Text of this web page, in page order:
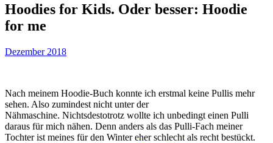
Hoodies for Kids. Oder besser: Hoodie
for me
Dezember 2018
Nach meinem Hoodie-Buch konnte ich erstmal keine Pullis mehr
sehen. Also zumindest nicht unter der
Nähmaschine. Nichtsdestotrotz wollte ich unbedingt einen Pulli
daraus für mich nähen. Denn anders als das Pulli-Fach meiner
Tochter ist meines für den Winter eher schlecht als recht bestückt.